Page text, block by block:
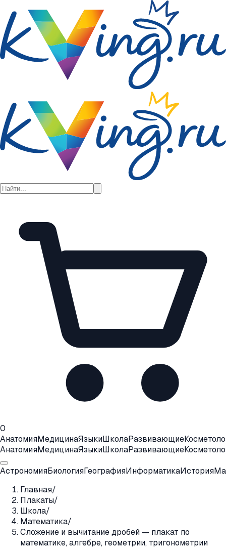
0
АнатомияМедицинаЯзыкиШколаРазвивающие
АнатомияМедицинаЯзыкиШколаРазвивающие
АстрономияБиологияГеографияИнформатикаИстория
Главная/
Плакаты/
Школа/
Математика/
Сложение и вычитание дробей — плакат по
математике, алгебре, геометрии, тригонометрии